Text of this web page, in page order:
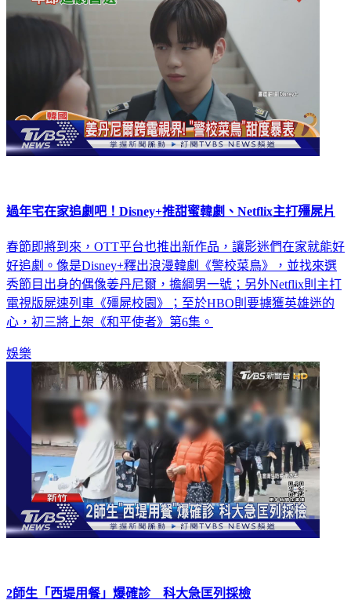
過年宅在家追劇吧！Disney+推甜蜜韓劇、Netflix主打殭屍片
春節即將到來，OTT平台也推出新作品，讓影迷們在家就能好
好追劇。像是Disney+釋出浪漫韓劇《警校菜鳥》，並找來選
秀節目出身的偶像姜丹尼爾，擔綱男一號；另外Netflix則主打
電視版屍速列車《殭屍校園》；至於HBO則要擄獲英雄迷的
心，初三將上架《和平使者》第6集。
娛樂
2師生「西堤用餐」爆確診 科大急匡列採檢